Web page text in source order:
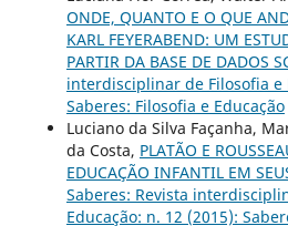
ONDE, QUANTO E O QUE
KARL FEYERABEND: UM
PARTIR DA BASE DE DADOS
interdisciplinar de Filosofia e
Saberes: Filosofia e Educação
Luciano da Silva Façanha,
da Costa, PLATÃO E
EDUCAÇÃO INFANTIL EM
Saberes: Revista
Educação: n. 12 (2015):